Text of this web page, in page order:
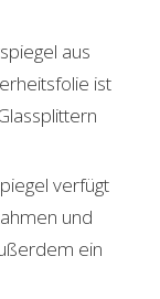
aus
ist
verfügt
und
ein